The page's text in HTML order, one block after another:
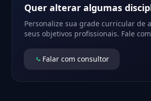
Quer alterar algumas
Personalize sua grade curricular de
seus objetivos profissionais. Fale
Falar com consultor